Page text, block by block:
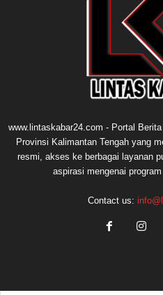
www.lintaskabar24.com - Portal
Provinsi Kalimantan Tengah yang
resmi, akses ke berbagai layanan
aspirasi mengenai
Contact us: